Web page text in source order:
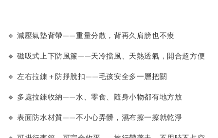
🔹 減壓氣墊背帶——重量分散，背再久肩膀也不痠
🔹 磁吸式上下防風簾——天冷擋風、天熱透氣，開合超方便
🔹 左右拉鍊＋防掙脫扣——毛孩安全多一層把關
🔹 多處拉鍊收納——水、零食、隨身小物都有地方放
🔹 表面防水材質——不小心弄髒，濕布擦一擦就乾淨